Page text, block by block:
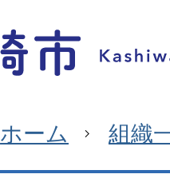
ホーム 組織